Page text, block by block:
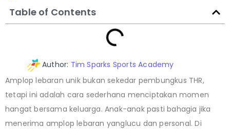
Table of Contents
Author: Tim Sparks Sports Academy
Amplop lebaran unik bukan sekedar pembungkus THR,
tetapi ini adalah cara sederhana menciptakan momen
hangat bersama keluarga. Anak-anak pasti bahagia jika
menerima amplop lebaran yanglucu dan personal. Di